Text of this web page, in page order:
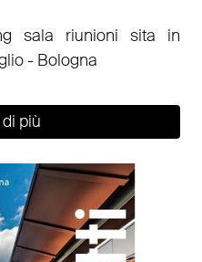
sala riunioni sita in
- Bologna
più